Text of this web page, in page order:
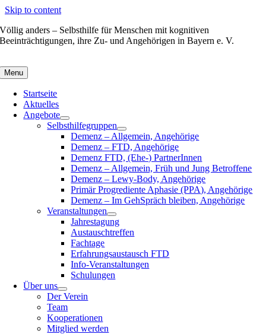
Skip to content
Völlig anders – Selbsthilfe für Menschen mit kognitiven
Beeinträchtigungen, ihre Zu- und Angehörigen in Bayern e. V.
Menu
Startseite
Aktuelles
Angebote
Selbsthilfegruppen
Demenz – Allgemein, Angehörige
Demenz – FTD, Angehörige
Demenz FTD, (Ehe-) PartnerInnen
Demenz – Allgemein, Früh und Jung Betroffene
Demenz – Lewy-Body, Angehörige
Primär Progrediente Aphasie (PPA), Angehörige
Demenz – Im GehSpräch bleiben, Angehörige
Veranstaltungen
Jahrestagung
Austauschtreffen
Fachtage
Erfahrungsaustausch FTD
Info-Veranstaltungen
Schulungen
Über uns
Der Verein
Team
Kooperationen
Mitglied werden